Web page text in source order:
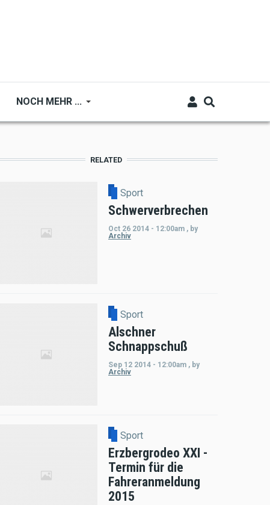
NOCH MEHR ...
RELATED
Sport
Schwerverbrechen
Oct 26 2014 - 12:00am , by
Archiv
Sport
Alschner
Schnappschuß
Sep 12 2014 - 12:00am , by
Archiv
Sport
Erzbergrodeo XXI -
Termin für die
Fahreranmeldung
2015